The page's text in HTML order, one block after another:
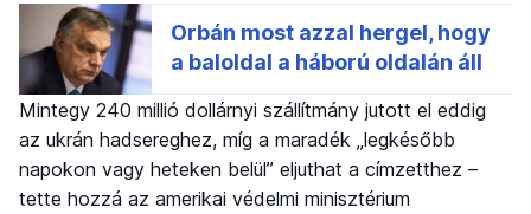
Mintegy 240 millió dollárnyi szállítmány jutott el eddig
az ukrán hadsereghez, míg a maradék „legkésőbb
napokon vagy heteken belül” eljuthat a címzetthez –
tette hozzá az amerikai védelmi minisztérium